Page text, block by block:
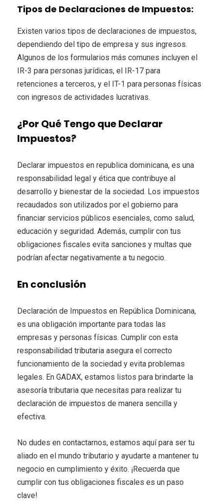
Tipos de Declaraciones de Impuestos:
Existen varios tipos de declaraciones de impuestos,
dependiendo del tipo de empresa y sus ingresos.
Algunos de los formularios más comunes incluyen el
IR-3 para personas jurídicas, el IR-17 para
retenciones a terceros, y el IT-1 para personas físicas
con ingresos de actividades lucrativas.
¿Por Qué Tengo que Declarar
Impuestos?
Declarar impuestos en republica dominicana, es una
responsabilidad legal y ética que contribuye al
desarrollo y bienestar de la sociedad. Los impuestos
recaudados son utilizados por el gobierno para
financiar servicios públicos esenciales, como salud,
educación y seguridad. Además, cumplir con tus
obligaciones fiscales evita sanciones y multas que
podrían afectar negativamente a tu negocio.
En conclusión
Declaración de Impuestos en República Dominicana,
es una obligación importante para todas las
empresas y personas físicas. Cumplir con esta
responsabilidad tributaria asegura el correcto
funcionamiento de la sociedad y evita problemas
legales. En GADAX, estamos listos para brindarte la
asesoría tributaria que necesitas para realizar tu
declaración de impuestos de manera sencilla y
efectiva.
No dudes en contactarnos, estamos aquí para ser tu
aliado en el mundo tributario y ayudarte a mantener tu
negocio en cumplimiento y éxito. ¡Recuerda que
cumplir con tus obligaciones fiscales es un paso
clave!